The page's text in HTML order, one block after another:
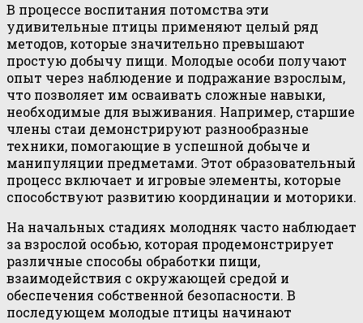
В процессе воспитания потомства эти
удивительные птицы применяют целый ряд
методов, которые значительно превышают
простую добычу пищи. Молодые особи получают
опыт через наблюдение и подражание взрослым,
что позволяет им осваивать сложные навыки,
необходимые для выживания. Например, старшие
члены стаи демонстрируют разнообразные
техники, помогающие в успешной добыче и
манипуляции предметами. Этот образовательный
процесс включает и игровые элементы, которые
способствуют развитию координации и моторики.
На начальных стадиях молодняк часто наблюдает
за взрослой особью, которая продемонстрирует
различные способы обработки пищи,
взаимодействия с окружающей средой и
обеспечения собственной безопасности. В
последующем молодые птицы начинают